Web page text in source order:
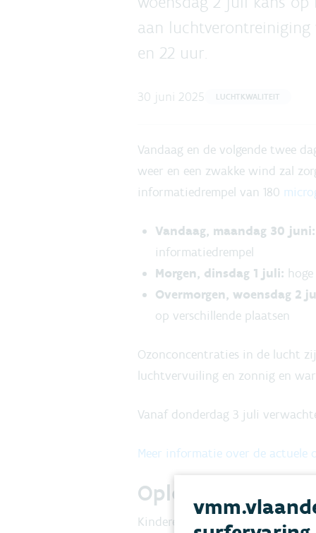
aan
en 22 uur.
30 juni 2025 LUCHTKWALITEIT
Vandaag en de volgende twee
weer en een zwakke wind zal
informatiedrempel van 180
Vandaag, maandag 30 juni:
informatiedrempel
Morgen, dinsdag 1 juli:
Overmorgen, woensdag 2
op verschillende plaatsen
Ozonconcentraties in de lucht
luchtvervuiling en zonnig en
Vanaf donderdag 3 juli
Meer informatie over de
Opletten als je
Kinderen, ouderen, personen